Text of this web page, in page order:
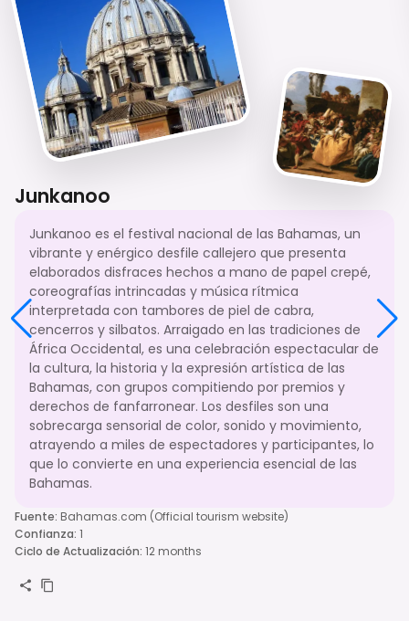
Junkanoo
Junkanoo es el festival nacional de las Bahamas, un
vibrante y enérgico desfile callejero que presenta
elaborados disfraces hechos a mano de papel crepé,
coreografías intrincadas y música rítmica
interpretada con tambores de piel de cabra,
cencerros y silbatos. Arraigado en las tradiciones de
África Occidental, es una celebración espectacular de
la cultura, la historia y la expresión artística de las
Bahamas, con grupos compitiendo por premios y
derechos de fanfarronear. Los desfiles son una
sobrecarga sensorial de color, sonido y movimiento,
atrayendo a miles de espectadores y participantes, lo
que lo convierte en una experiencia esencial de las
Bahamas.
Fuente: Bahamas.com (Official tourism website)
Confianza: 1
Ciclo de Actualización: 12 months